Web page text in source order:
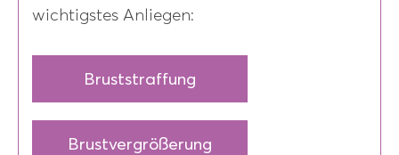
wichtigstes Anliegen:
Bruststraffung
Brustvergrößerung